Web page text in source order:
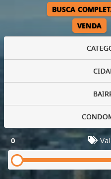
VENDA
BUSCA
0